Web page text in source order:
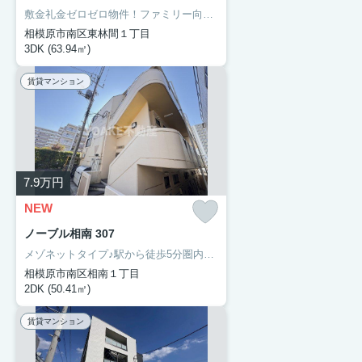
敷金礼金ゼロゼロ物件！ファミリー向けの３DＫです♪
相模原市南区東林間１丁目
3DK (63.94㎡)
賃貸マンション
7.9万円
NEW
ノーブル相南 307
メゾネットタイプ♪駅から徒歩5分圏内の好立地物件！
相模原市南区相南１丁目
2DK (50.41㎡)
賃貸マンション